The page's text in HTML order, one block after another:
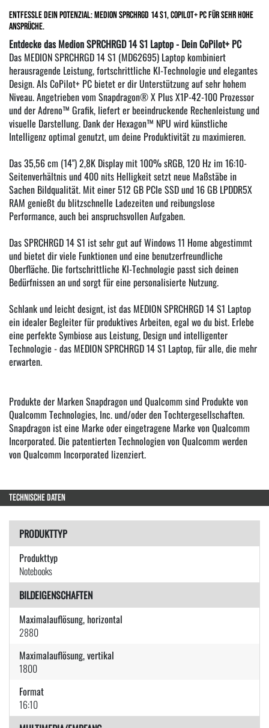
Entfessle dein Potenzial: Medion SPRCHRGD 14 S1, Copilot+ PC für sehr hohe
Ansprüche.
Entdecke das Medion SPRCHRGD 14 S1 Laptop - Dein CoPilot+ PC
Das MEDION SPRCHRGD 14 S1 (MD62695) Laptop kombiniert
herausragende Leistung, fortschrittliche KI-Technologie und elegantes
Design. Als CoPilot+ PC bietet er dir Unterstützung auf sehr hohem
Niveau. Angetrieben vom Snapdragon® X Plus X1P-42-100 Prozessor
und der Adreno™ Grafik, liefert er beeindruckende Rechenleistung und
visuelle Darstellung. Dank der Hexagon™ NPU wird künstliche
Intelligenz optimal genutzt, um deine Produktivität zu maximieren.
Das 35,56 cm (14") 2,8K Display mit 100% sRGB, 120 Hz im 16:10-
Seitenverhältnis und 400 nits Helligkeit setzt neue Maßstäbe in
Sachen Bildqualität. Mit einer 512 GB PCIe SSD und 16 GB LPDDR5X
RAM genießt du blitzschnelle Ladezeiten und reibungslose
Performance, auch bei anspruchsvollen Aufgaben.
Das SPRCHRGD 14 S1 ist sehr gut auf Windows 11 Home abgestimmt
und bietet dir viele Funktionen und eine benutzerfreundliche
Oberfläche. Die fortschrittliche KI-Technologie passt sich deinen
Bedürfnissen an und sorgt für eine personalisierte Nutzung.
Schlank und leicht designt, ist das MEDION SPRCHRGD 14 S1 Laptop
ein idealer Begleiter für produktives Arbeiten, egal wo du bist. Erlebe
eine perfekte Symbiose aus Leistung, Design und intelligenter
Technologie - das MEDION SPRCHRGD 14 S1 Laptop, für alle, die mehr
erwarten.
Produkte der Marken Snapdragon und Qualcomm sind Produkte von
Qualcomm Technologies, Inc. und/oder den Tochtergesellschaften.
Snapdragon ist eine Marke oder eingetragene Marke von Qualcomm
Incorporated. Die patentierten Technologien von Qualcomm werden
von Qualcomm Incorporated lizenziert.
TECHNISCHE DATEN
PRODUKTTYP
Produkttyp
Notebooks
BILDEIGENSCHAFTEN
Maximalauflösung, horizontal
2880
Maximalauflösung, vertikal
1800
Format
16:10